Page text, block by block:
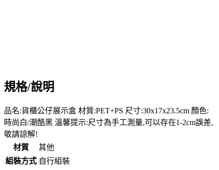
規格/說明
品名:貨櫃公仔展示盒 材質:PET+PS 尺寸:30x17x23.5cm 顏色:
時尚白/潮酷黑 溫馨提示:尺寸為手工測量,可以存在1-2cm誤差,
敬請諒解!
材質
其他
組裝方式 自行組裝